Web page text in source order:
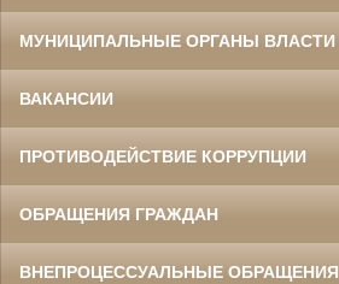
МУНИЦИПАЛЬНЫЕ ОРГАНЫ ВЛАСТИ
ВАКАНСИИ
ПРОТИВОДЕЙСТВИЕ КОРРУПЦИИ
ОБРАЩЕНИЯ ГРАЖДАН
ВНЕПРОЦЕССУАЛЬНЫЕ ОБРАЩЕНИЯ